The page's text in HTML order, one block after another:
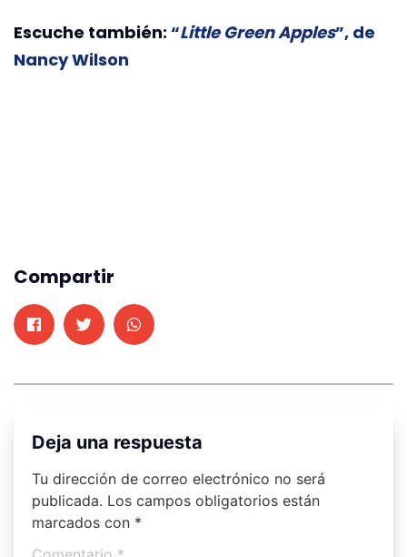
Escuche también: “Little Green Apples”, de
Nancy Wilson
Compartir
Deja una respuesta
Tu dirección de correo electrónico no será
publicada. Los campos obligatorios están
marcados con *